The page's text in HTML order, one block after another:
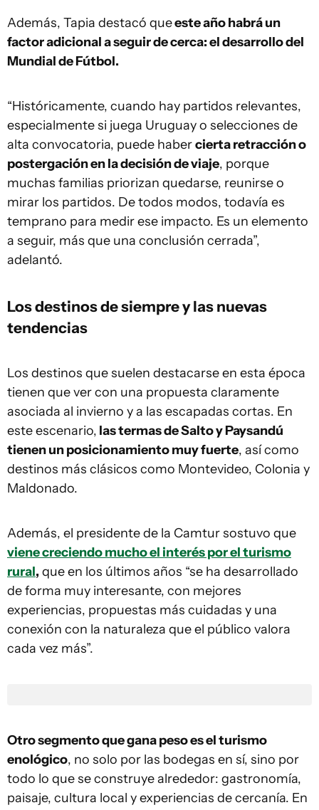
Además, Tapia destacó queeste año habrá un
factor adicional a seguir de cerca: el desarrollo del
Mundial de Fútbol.
“Históricamente, cuando hay partidos relevantes,
especialmente si juega Uruguay o selecciones de
alta convocatoria, puede habercierta retracción o
postergación en la decisión de viaje, porque
muchas familias priorizan quedarse, reunirse o
mirar los partidos. De todos modos, todavía es
temprano para medir ese impacto. Es un elemento
a seguir, más que una conclusión cerrada”,
adelantó.
Los destinos de siempre y las nuevas
tendencias
Los destinos que suelen destacarse en esta época
tienen que ver con una propuesta claramente
asociada al invierno y a las escapadas cortas. En
este escenario, las termas de Salto y Paysandú
tienen un posicionamiento muy fuerte, así como
destinos más clásicos como Montevideo, Colonia y
Maldonado.
Además, el presidente de la Camtur sostuvo que
viene creciendo mucho el interés por el turismo
rural, que en los últimos años “se ha desarrollado
de forma muy interesante, con mejores
experiencias, propuestas más cuidadas y una
conexión con la naturaleza que el público valora
cada vez más”.
Otro segmento que gana peso es el turismo
enológico, no solo por las bodegas en sí, sino por
todo lo que se construye alrededor: gastronomía,
paisaje, cultura local y experiencias de cercanía. En